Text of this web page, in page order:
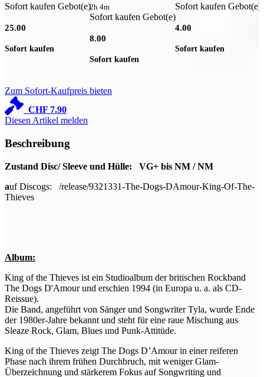
Sofort kaufen Gebot(e)
25.00
Sofort kaufen
2h 4m
Sofort kaufen Gebot(e)
8.00
Sofort kaufen
Sofort kaufen Gebot(e)
4.00
Sofort kaufen
Zum Sofort-Kaufpreis bieten
CHF 7.90
Diesen Artikel melden
Beschreibung
Zustand Disc/ Sleeve und Hülle: VG+ bis NM / NM
auf Discogs: /release/9321331-The-Dogs-DAmour-King-Of-The-
Thieves
Album:
King of the Thieves ist ein Studioalbum der britischen Rockband
The Dogs D'Amour und erschien 1994 (in Europa u. a. als CD-
Reissue).
Die Band, angeführt von Sänger und Songwriter Tyla, wurde Ende
der 1980er-Jahre bekannt und steht für eine raue Mischung aus
Sleaze Rock, Glam, Blues und Punk-Attitüde.
King of the Thieves zeigt The Dogs D’Amour in einer reiferen
Phase nach ihrem frühen Durchbruch, mit weniger Glam-
Überzeichnung und stärkerem Fokus auf Songwriting und